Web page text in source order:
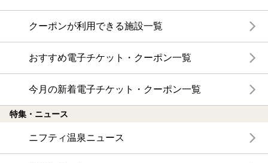
クーポンが利用できる施設一覧
おすすめ電子チケット・クーポン一覧
今月の新着電子チケット・クーポン一覧
特集・ニュース
ニフティ温泉ニュース